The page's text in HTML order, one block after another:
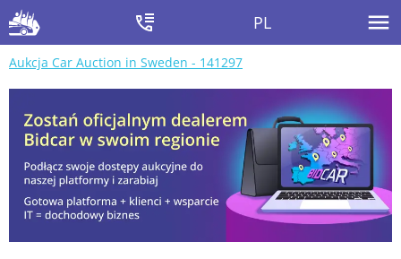
PL
Aukcja Car Auction in Sweden - 141297